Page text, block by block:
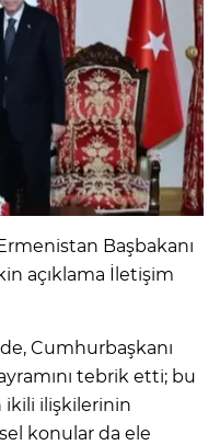
Başbakanı
açıklama İletişim
Cumhurbaşkanı
tebrik etti; bu
ikili ilişkilerinin
konular da ele